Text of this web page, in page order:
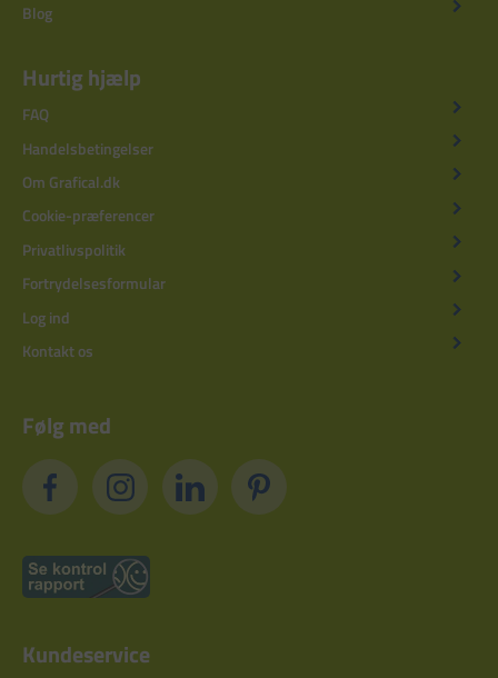
Blog
Hurtig hjælp
FAQ
Handelsbetingelser
Om Grafical.dk
Cookie-præferencer
Privatlivspolitik
Fortrydelsesformular
Log ind
Kontakt os
Følg med
Kundeservice